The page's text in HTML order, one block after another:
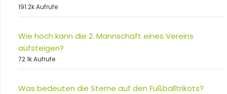
191.2k Aufrufe
Wie hoch kann die 2. Mannschaft eines Vereins
aufsteigen?
72.1k Aufrufe
Was bedeuten die Sterne auf den Fußballtrikots?